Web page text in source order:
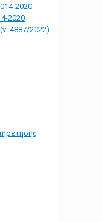
2020
2020
4887/2022)